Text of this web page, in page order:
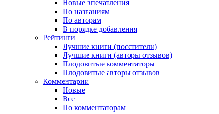
Новые впечатления
По названиям
По авторам
В порядке добавления
Рейтинги
Лучшие книги (посетители)
Лучшие книги (авторы отзывов)
Плодовитые комментаторы
Плодовитые авторы отзывов
Комментарии
Новые
Все
По комментаторам